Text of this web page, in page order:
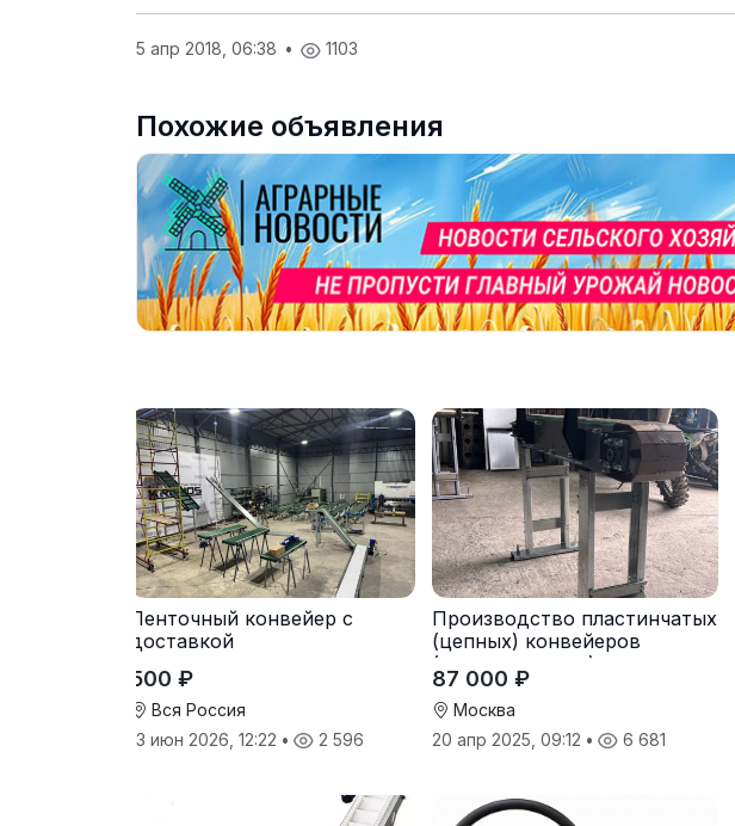
5 апр 2018, 06:38 • 1103
Похожие объявления
Ленточный конвейер с
доставкой
500 ₽
Вся Россия
13 июн 2026, 12:22 • 2 596
Производство пластинчатых
(цепных) конвейеров
(транспортеров) под заказ
87 000 ₽
Москва
20 апр 2025, 09:12 • 6 681